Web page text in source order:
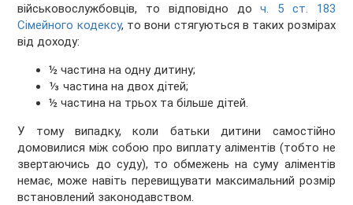
військовослужбовців, то відповідно доч. 5 ст. 183
Сімейного кодексу, то вони стягуються в таких розмірах
від доходу:
½ частина на одну дитину;
⅓ частина на двох дітей;
½ частина на трьох та більше дітей.
У тому випадку, коли батьки дитини самостійно
домовилися між собою про виплату аліментів (тобто не
звертаючись до суду), то обмежень на суму аліментів
немає, може навіть перевищувати максимальний розмір
встановлений законодавством.